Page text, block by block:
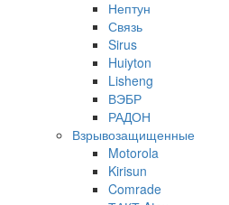
Нептун
Связь
Sirus
Huiyton
Lisheng
ВЭБР
РАДОН
Взрывозащищенные
Motorola
Kirisun
Comrade